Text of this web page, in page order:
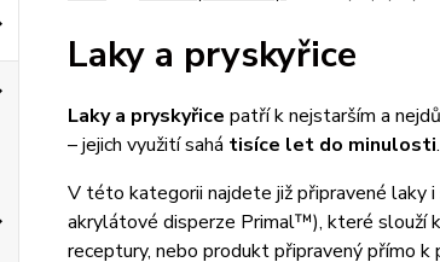
Laky a pryskyřice
Laky a pryskyřice patří k nejstarším a
– jejich využití sahá tisíce let do minulosti.
V této kategorii najdete již připravené laky
akrylátové disperze Primal™), které slouží
receptury, nebo produkt připravený přímo